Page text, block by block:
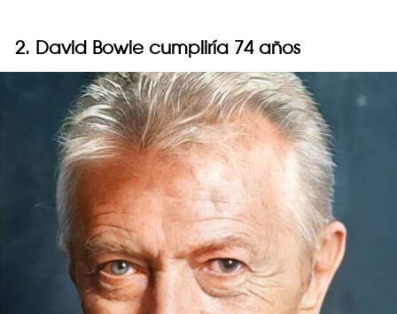
2. David Bowie cumpliría 74 años